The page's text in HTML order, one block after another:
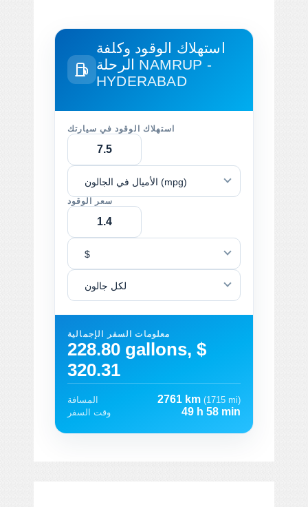
استهلاك الوقود وكلفة
NAMRUP -
HYDERABAD
استهلاك الوقود في سيارتك
الأميال في الجالون (mpg)
سعر الوقود
$
لكل جالون
معلومات السفر الإجمالية
228.80 gallons, $
320.31
المسافة 2761 km (1715 mi)
وقت السفر
49 h 58 min